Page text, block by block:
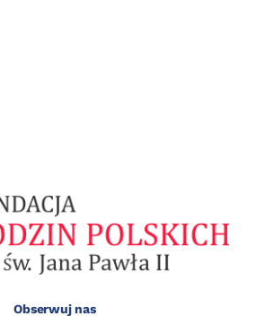
Obserwuj nas